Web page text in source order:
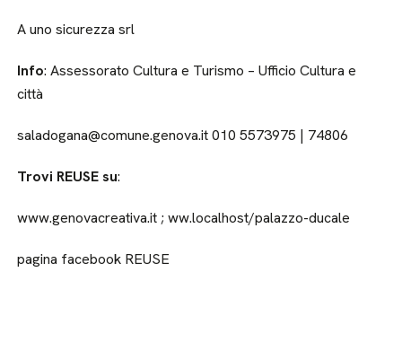
A uno sicurezza srl
Info: Assessorato Cultura e Turismo – Ufficio Cultura e
città
saladogana@comune.genova.it 010 5573975 | 74806
Trovi REUSE su:
www.genovacreativa.it ; ww.localhost/palazzo-ducale
pagina facebook REUSE